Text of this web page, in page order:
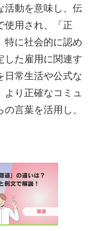
活動を意味し、伝
使用され、「正
特に社会的に認め
した雇用に関連す
日常生活や公式な
り正確なコミュ
言葉を活用し、